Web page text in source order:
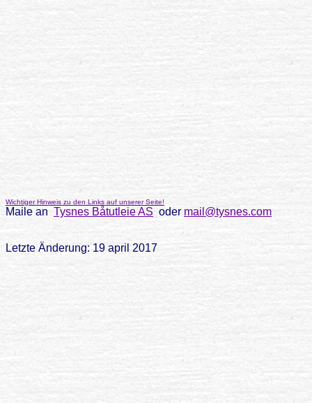
Wichtiger Hinweis zu den Links auf unserer Seite!
Maile an Tysnes Båtutleie AS oder mail@tysnes.com
Letzte Änderung: 19 april 2017